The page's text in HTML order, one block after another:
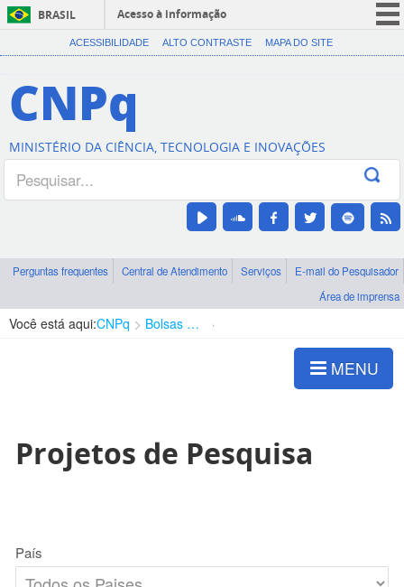
BRASIL
Acesso à informação
CORONAVÍRUS (COVID-19)
Canais
ACESSIBILIDADE ALTO CONTRASTE MAPA DO SITE
CNPq
MINISTÉRIO DA CIÊNCIA, TECNOLOGIA E INOVAÇÕES
Perguntas frequentes Central de Atendimento Serviços
E-mail do Pesquisador
Área de imprensa
Você está aqui:CNPq Bolsas e Auxílios Vigentes
MENU
Projetos de Pesquisa
País